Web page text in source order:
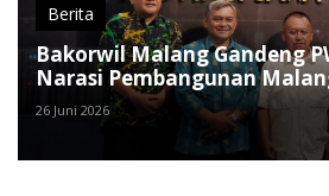
Berita
Bakorwil Malang Gandeng
Narasi Pembangunan
26 Juni 2026